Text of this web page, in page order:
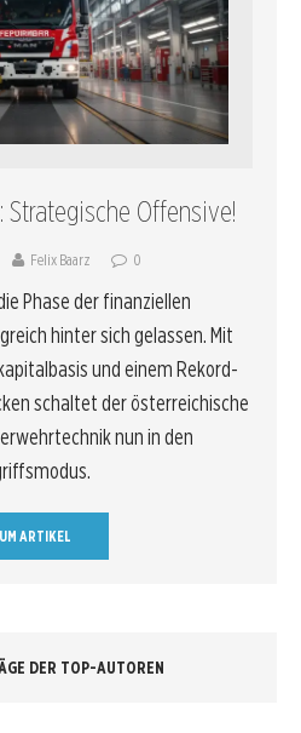
Offensive!
Felix Baarz 0
Phase der finanziellen
hinter sich gelassen. Mit
und einem Rekord-
schaltet der österreichische
nun in den
ARTIKEL
DER TOP-AUTOREN